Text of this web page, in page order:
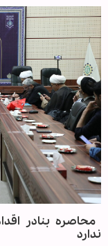
محاصره بنادر
ندارد